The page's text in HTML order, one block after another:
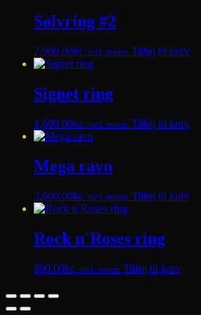
Sølvring #2
2,900.00kr. incl. moms Tilføj til kurv
Signet ring
1,690.00kr. incl. moms Tilføj til kurv
Mega ravn
3,600.00kr. incl. moms Tilføj til kurv
Rock n´Roses ring
890.00kr. incl. moms Tilføj til kurv